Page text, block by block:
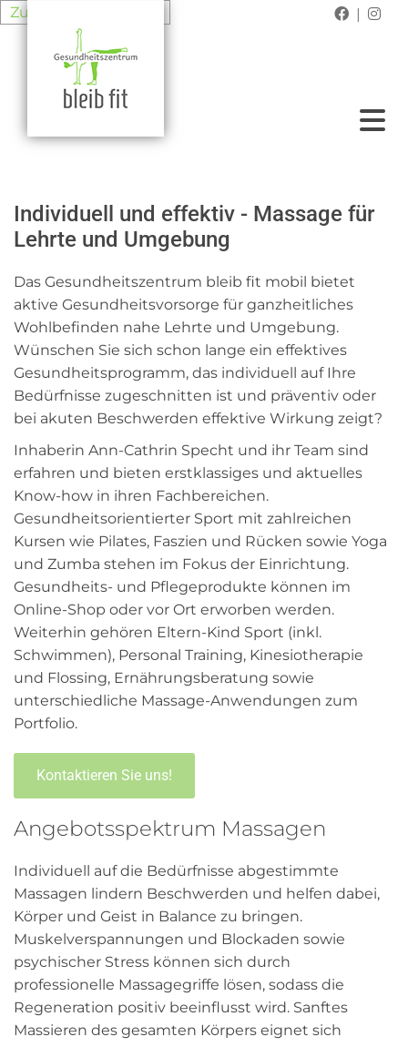
Zum Inhalt springen  | 
Individuell und effektiv - Massage für
Lehrte und Umgebung
Das Gesundheitszentrum bleib fit mobil bietet
aktive Gesundheitsvorsorge für ganzheitliches
Wohlbefinden nahe Lehrte und Umgebung.
Wünschen Sie sich schon lange ein effektives
Gesundheitsprogramm, das individuell auf Ihre
Bedürfnisse zugeschnitten ist und präventiv oder
bei akuten Beschwerden effektive Wirkung zeigt?
Inhaberin Ann-Cathrin Specht und ihr Team sind
erfahren und bieten erstklassiges und aktuelles
Know-how in ihren Fachbereichen.
Gesundheitsorientierter Sport mit zahlreichen
Kursen wie Pilates, Faszien und Rücken sowie Yoga
und Zumba stehen im Fokus der Einrichtung.
Gesundheits- und Pflegeprodukte können im
Online-Shop oder vor Ort erworben werden.
Weiterhin gehören Eltern-Kind Sport (inkl.
Schwimmen), Personal Training, Kinesiotherapie
und Flossing, Ernährungsberatung sowie
unterschiedliche Massage-Anwendungen zum
Portfolio.
Kontaktieren Sie uns!
Angebotsspektrum Massagen
Individuell auf die Bedürfnisse abgestimmte
Massagen lindern Beschwerden und helfen dabei,
Körper und Geist in Balance zu bringen.
Muskelverspannungen und Blockaden sowie
psychischer Stress können sich durch
professionelle Massagegriffe lösen, sodass die
Regeneration positiv beeinflusst wird. Sanftes
Massieren des gesamten Körpers eignet sich